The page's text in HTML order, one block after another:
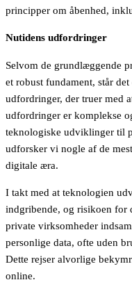
principper om åbenhed,
Nutidens udfordringer
Selvom de grundlæggende
et robust fundament, står
udfordringer, der truer med
udfordringer er komplekse
teknologiske udviklinger til
udforsker vi nogle af de
digitale æra.
I takt med at teknologien
indgribende, og risikoen for
private virksomheder
personlige data, ofte uden
Dette rejser alvorlige
online.